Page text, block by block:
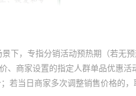
下，专指分销活动预热期（若无
商家设置的指定人群单品优惠
当日商家多次调整销售价格的，